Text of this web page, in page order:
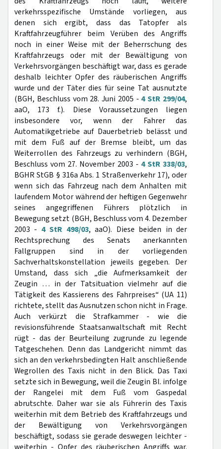
verkehrsspezifische Umstände vorliegen, aus
denen sich ergibt, dass das Tatopfer als
Kraftfahrzeugführer beim Verüben des Angriffs
noch in einer Weise mit der Beherrschung des
Kraftfahrzeugs oder mit der Bewältigung von
Verkehrsvorgängen beschäftigt war, dass es gerade
deshalb leichter Opfer des räuberischen Angriffs
wurde und der Täter dies für seine Tat ausnutzte
(BGH, Beschluss vom 28. Juni 2005 -4 StR 299/04,
aaO, 173 f.). Diese Voraussetzungen liegen
insbesondere vor, wenn der Fahrer das
Automatikgetriebe auf Dauerbetrieb belässt und
mit dem Fuß auf der Bremse bleibt, um das
Weiterrollen des Fahrzeugs zu verhindern (BGH,
Beschluss vom 27. November 2003 - 4 StR 338/03,
BGHR StGB § 316a Abs. 1 Straßenverkehr 17), oder
wenn sich das Fahrzeug nach dem Anhalten mit
laufendem Motor während der heftigen Gegenwehr
seines angegriffenen Führers plötzlich in
Bewegung setzt (BGH, Beschluss vom 4. Dezember
2003 - 4 StR 498/03, aaO). Diese beiden in der
Rechtsprechung des Senats anerkannten
Fallgruppen sind in der vorliegenden
Sachverhaltskonstellation jeweils gegeben. Der
Umstand, dass sich „die Aufmerksamkeit der
Zeugin … in der Tatsituation vielmehr auf die
Tätigkeit des Kassierens des Fahrpreises“ (UA 11)
richtete, stellt das Ausnutzen schon nicht in Frage.
Auch verkürzt die Strafkammer - wie die
revisionsführende Staatsanwaltschaft mit Recht
rügt - das der Beurteilung zugrunde zu legende
Tatgeschehen. Denn das Landgericht nimmt das
sich an den verkehrsbedingten Halt anschließende
Wegrollen des Taxis nicht in den Blick. Das Taxi
setzte sich in Bewegung, weil die Zeugin Bl. infolge
der Rangelei mit dem Fuß vom Gaspedal
abrutschte. Daher war sie als Führerin des Taxis
weiterhin mit dem Betrieb des Kraftfahrzeugs und
der Bewältigung von Verkehrsvorgängen
beschäftigt, sodass sie gerade deswegen leichter -